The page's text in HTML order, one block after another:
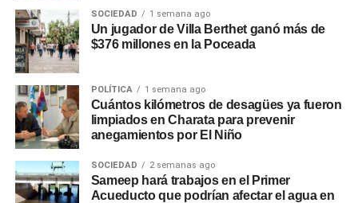
SOCIEDAD 1 semana ago
Un jugador de Villa Berthet ganó más de
$376 millones en la Poceada
POLÍTICA 1 semana ago
Cuántos kilómetros de desagües ya fueron
limpiados en Charata para prevenir
anegamientos por El Niño
SOCIEDAD 2 semanas ago
Sameep hará trabajos en el Primer
Acueducto que podrían afectar el agua en